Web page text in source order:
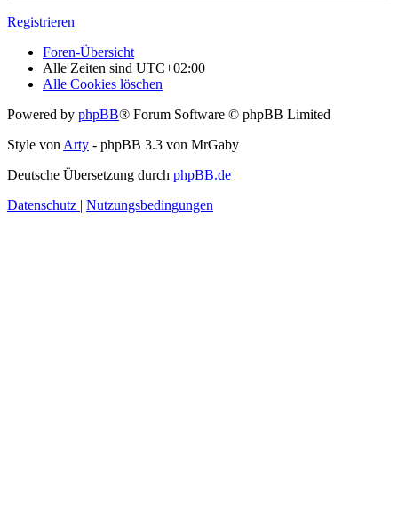
Registrieren
Foren-Übersicht
Alle Zeiten sind UTC+02:00
Alle Cookies löschen
Powered by phpBB® Forum Software © phpBB Limited
Style vonArty - phpBB 3.3 von MrGaby
Deutsche Übersetzung durch phpBB.de
Datenschutz | Nutzungsbedingungen